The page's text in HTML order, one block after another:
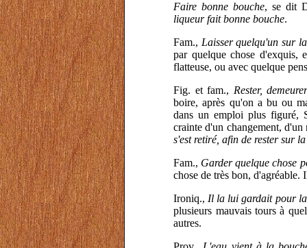
Faire bonne bouche, se dit
liqueur fait bonne bouche.
Fam., Laisser quelqu'un sur
par quelque chose d'exquis,
flatteuse, ou avec quelque
Fig. et fam., Rester,
boire, après qu'on a bu ou
dans un emploi plus figuré,
crainte d'un changement,
s'est retiré, afin de rester sur
Fam., Garder quelque chose
chose de très bon,
Ironiq., Il la lui gardait pour
plusieurs mauvais tours à
autres.